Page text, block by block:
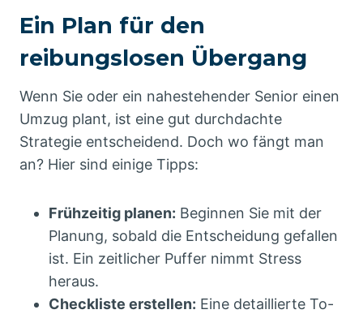
Ein Plan für den
reibungslosen Übergang
Wenn Sie oder ein nahestehender Senior einen
Umzug plant, ist eine gut durchdachte
Strategie entscheidend. Doch wo fängt man
an? Hier sind einige Tipps:
Frühzeitig planen: Beginnen Sie mit der
Planung, sobald die Entscheidung gefallen
ist. Ein zeitlicher Puffer nimmt Stress
heraus.
Checkliste erstellen: Eine detaillierte To-